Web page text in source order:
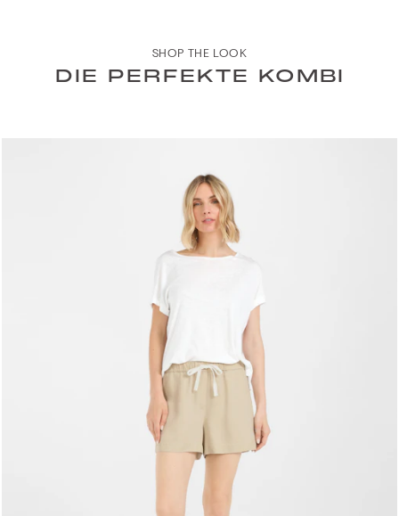
SHOP THE LOOK
DIE PERFEKTE KOMBI